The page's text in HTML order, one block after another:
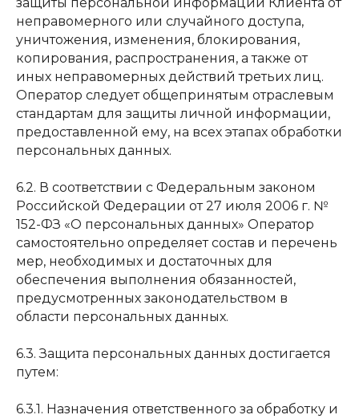
неправомерного или случайного доступа,
уничтожения, изменения, блокирования,
копирования, распространения, а также от
иных неправомерных действий третьих лиц.
Оператор следует общепринятым отраслевым
стандартам для защиты личной информации,
предоставленной ему, на всех этапах обработки
персональных данных.
6.2. В соответствии с Федеральным законом
Российской Федерации от 27 июля 2006 г. №
152-ФЗ «О персональных данных» Оператор
самостоятельно определяет состав и перечень
мер, необходимых и достаточных для
обеспечения выполнения обязанностей,
предусмотренных законодательством в
области персональных данных.
6.3. Защита персональных данных достигается
путем:
6.3.1. Назначения ответственного за обработку и